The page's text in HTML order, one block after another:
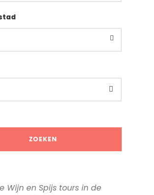
Wijn en Spijs tours in de